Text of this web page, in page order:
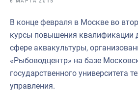
Выставки и конференции
Рыбоохрана России
В конце февраля в Москве во
курсы повышения квалификации
сфере аквакультуры,
«Рыбоводцентр» на базе
государственного университета
управления.